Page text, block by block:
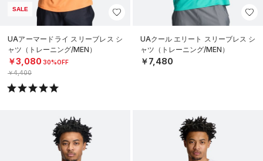
SALE
UAアーマードライ スリーブレス シ
ャツ（トレーニング/MEN）
￥3,080 30%OFF
￥4,400
UAクール エリート スリーブレス シ
ャツ（トレーニング/MEN）
￥7,480